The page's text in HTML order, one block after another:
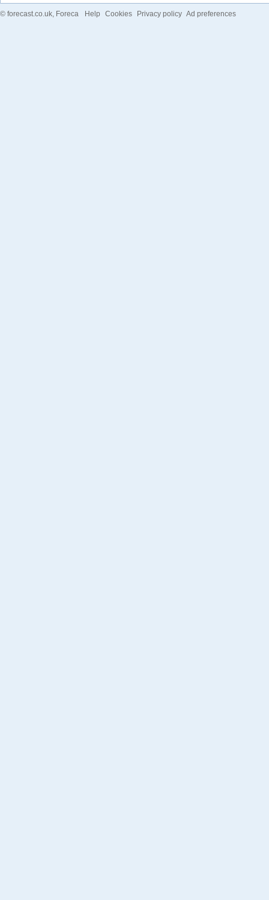
© forecast.co.uk , Foreca Help Cookies Privacy policy Ad preferences